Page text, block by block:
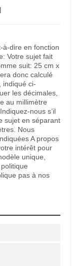
à-dire en fonction
Votre sujet fait
suit: 25 cm x
donc calculé
indiqué ci-
les décimales,
au millimètre
nous s’il
sujet en séparant
Nous
A propos
intérêt pour
unique,
pas à nos